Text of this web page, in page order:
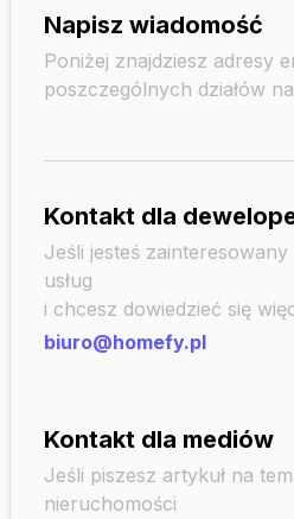
Napisz wiadomość
Poniżej znajdziesz adresy
poszczególnych działów
Kontakt dla
Jeśli jesteś
usług
i chcesz dowiedzieć się
biuro@homefy.pl
Kontakt dla mediów
Jeśli piszesz artykuł na
nieruchomości